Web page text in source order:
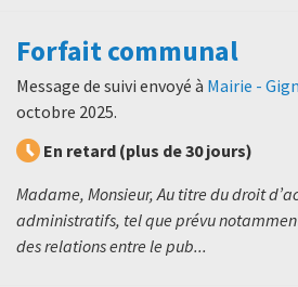
Forfait communal
Message de suivi envoyé à Mairie -
octobre 2025.
En retard (plus de 30 jours)
Madame, Monsieur, Au titre du droit
administratifs, tel que prévu
des relations entre le pub...